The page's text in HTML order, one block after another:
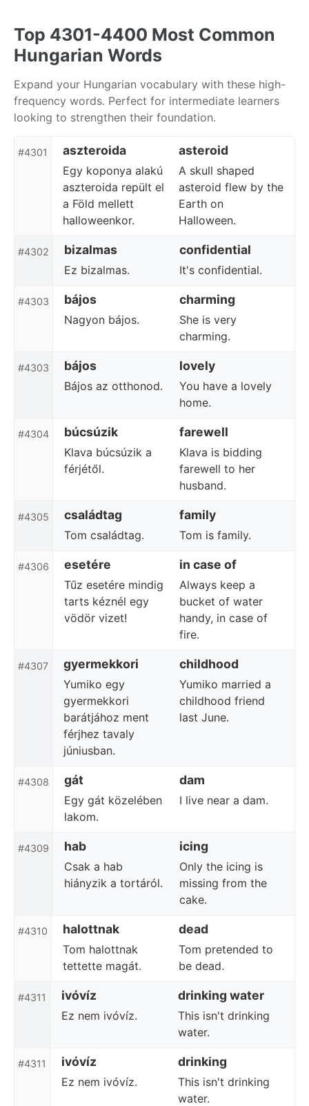
primary
navigation
content
footer
Top 4301-4400 Most Common
Hungarian Words
Expand your Hungarian vocabulary with these high-
frequency words. Perfect for intermediate learners
looking to strengthen their foundation.
#4301 aszteroida asteroid
Egy koponya alakú
aszteroida repült el
a Föld mellett
halloweenkor.
A skull shaped
asteroid flew by the
Earth on
Halloween.
#4302 bizalmas confidential
Ez bizalmas. It's confidential.
#4303 bájos charming
Nagyon bájos.
She is very
charming.
#4303 bájos lovely
Bájos az otthonod.
You have a lovely
home.
#4304 búcsúzik farewell
Klava búcsúzik a
férjétől.
Klava is bidding
farewell to her
husband.
#4305 családtag family
Tom családtag. Tom is family.
#4306 esetére in case of
Tűz esetére mindig
tarts kéznél egy
vödör vizet!
Always keep a
bucket of water
handy, in case of
fire.
#4307 gyermekkori childhood
Yumiko egy
gyermekkori
barátjához ment
férjhez tavaly
júniusban.
Yumiko married a
childhood friend
last June.
#4308 gát dam
Egy gát közelében
lakom.
I live near a dam.
#4309 hab icing
Csak a hab
hiányzik a tortáról.
Only the icing is
missing from the
cake.
#4310 halottnak dead
Tom halottnak
tettette magát.
Tom pretended to
be dead.
#4311 ivóvíz drinking water
Ez nem ivóvíz.
This isn't drinking
water.
#4311 ivóvíz drinking
Ez nem ivóvíz.
This isn't drinking
water.